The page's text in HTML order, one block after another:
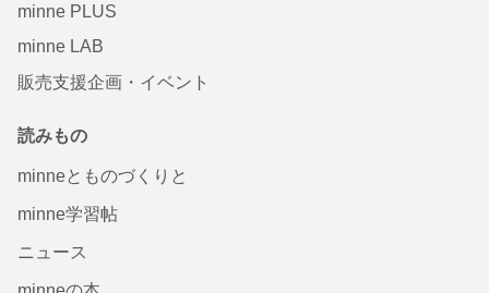
minne PLUS
minne LAB
販売支援企画・イベント
読みもの
minneとものづくりと
minne学習帖
ニュース